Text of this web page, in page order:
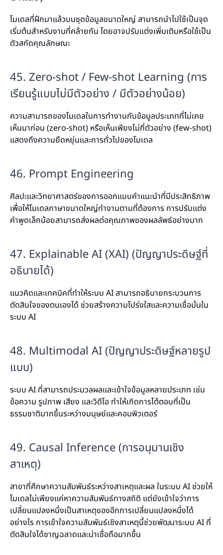
โมเดลที่ฝึกมาแล้วบนชุดข้อมูลขนาดใหญ่ สามารถนำไปใช้เป็นจุด
เริ่มต้นสำหรับงานที่คล้ายกัน โดยอาจปรับแต่งเพิ่มเติมหรือใช้เป็น
ตัวสกัดคุณลักษณะ
45. Zero-shot / Few-shot Learning (การ
เรียนรู้แบบไม่มีตัวอย่าง / มีตัวอย่างน้อย)
ความสามารถของโมเดลในการทำงานกับข้อมูลประเภทที่ไม่เคย
เห็นมาก่อน (zero-shot) หรือเห็นเพียงไม่กี่ตัวอย่าง (few-shot)
แสดงถึงความยืดหยุ่นและการทั่วไปของโมเดล
46. Prompt Engineering
ศิลปะและวิทยาศาสตร์ของการออกแบบคำแนะนำที่มีประสิทธิภาพ
เพื่อให้โมเดลภาษาขนาดใหญ่ทำงานตามที่ต้องการ การปรับแต่ง
คำพูดเล็กน้อยสามารถส่งผลต่อคุณภาพของผลลัพธ์อย่างมาก
47. Explainable AI (XAI) (ปัญญาประดิษฐ์ที่
อธิบายได้)
แนวคิดและเทคนิคที่ทำให้ระบบ AI สามารถอธิบายกระบวนการ
ตัดสินใจของตนเองได้ ช่วยสร้างความโปร่งใสและความเชื่อมั่นใน
ระบบ AI
48. Multimodal AI (ปัญญาประดิษฐ์หลายรูป
แบบ)
ระบบ AI ที่สามารถประมวลผลและเข้าใจข้อมูลหลายประเภท เช่น
ข้อความ รูปภาพ เสียง และวิดีโอ ทำให้เกิดการโต้ตอบที่เป็น
ธรรมชาติมากขึ้นระหว่างมนุษย์และคอมพิวเตอร์
49. Causal Inference (การอนุมานเชิง
สาเหตุ)
สาขาที่ศึกษาความสัมพันธ์ระหว่างสาเหตุและผล ในระบบ AI ช่วยให้
โมเดลไม่เพียงแค่หาความสัมพันธ์ทางสถิติ แต่ยังเข้าใจว่าการ
เปลี่ยนแปลงหนึ่งเป็นสาเหตุของอีกการเปลี่ยนแปลงหนึ่งได้
อย่างไร การเข้าใจความสัมพันธ์เชิงสาเหตุนี้ช่วยพัฒนาระบบ AI ที่
ตัดสินใจได้ชาญฉลาดและน่าเชื่อถือมากขึ้น